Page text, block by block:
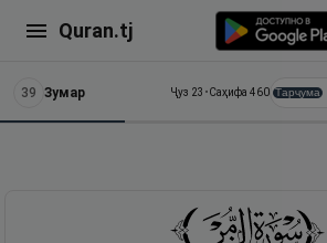
Quran.tj
39 Зумар Ҷуз 23 •Саҳифа 460 Тарҷума